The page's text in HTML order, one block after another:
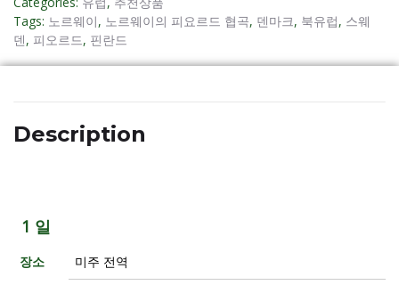
Tags: 노르웨이, 노르웨이의 피요르드 협곡, 덴마크, 북유럽, 스웨
덴, 피오르드, 핀란드
Description
1 일
장소
미주 전역